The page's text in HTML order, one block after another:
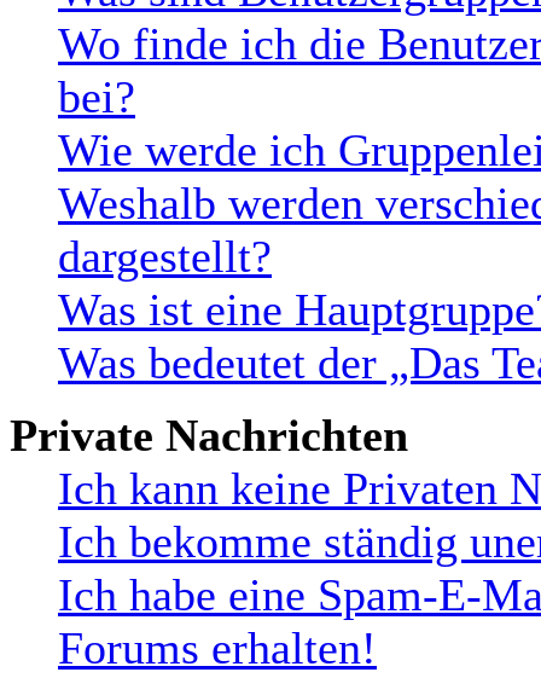
Wo finde ich die
bei?
Wie werde ich
Weshalb werden
dargestellt?
Was ist eine
Was bedeutet der „Das
Private Nachrichten
Ich kann keine Privaten
Ich bekomme ständig
Ich habe eine Spam-E-
Forums erhalten!